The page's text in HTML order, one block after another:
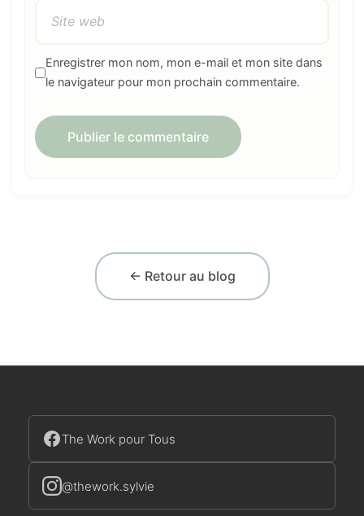
Enregistrer mon nom, mon e-mail et mon site dans
le navigateur pour mon prochain commentaire.
← Retour au blog
The Work pour Tous
@thework.sylvie